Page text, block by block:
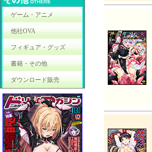
ゲーム・アニメ
他社OVA
フィギュア・グッズ
書籍・その他
ダウンロード販売